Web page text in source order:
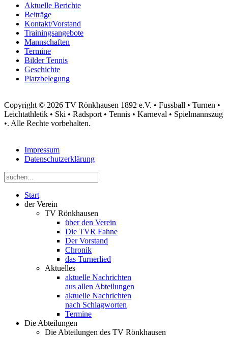
Aktuelle Berichte
Beiträge
Kontakt/Vorstand
Trainingsangebote
Mannschaften
Termine
Bilder Tennis
Geschichte
Platzbelegung
Copyright © 2026 TV Rönkhausen 1892 e.V. • Fussball • Turnen •
Leichtathletik • Ski • Radsport • Tennis • Karneval • Spielmannszug
•. Alle Rechte vorbehalten.
Impressum
Datenschutzerklärung
Start
der Verein
TV Rönkhausen
über den Verein
Die TVR Fahne
Der Vorstand
Chronik
das Turnerlied
Aktuelles
aktuelle Nachrichten
aus allen Abteilungen
aktuelle Nachrichten
nach Schlagworten
Termine
Die Abteilungen
Die Abteilungen des TV Rönkhausen